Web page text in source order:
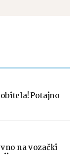
Potajno
na vozački